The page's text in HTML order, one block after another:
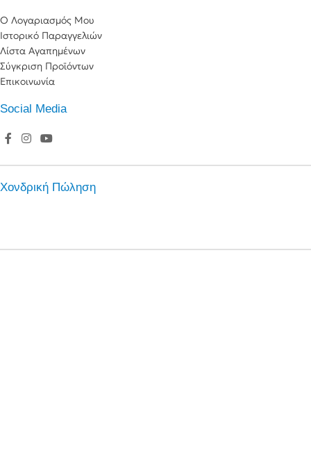
Ο Λογαριασμός Μου
Ιστορικό Παραγγελιών
Λίστα Αγαπημένων
Σύγκριση Προϊόντων
Επικοινωνία
Social Media
Χονδρική Πώληση